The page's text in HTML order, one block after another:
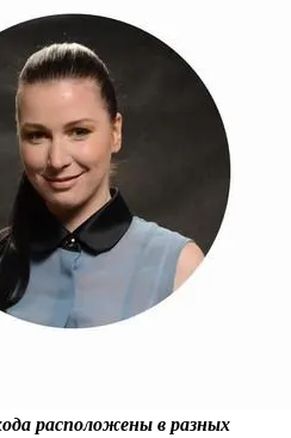
расположены в разных